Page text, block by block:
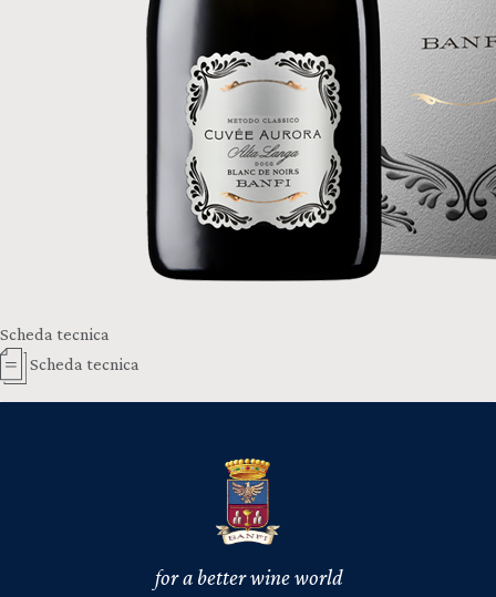
Scheda tecnica
Scheda tecnica
for a better wine world